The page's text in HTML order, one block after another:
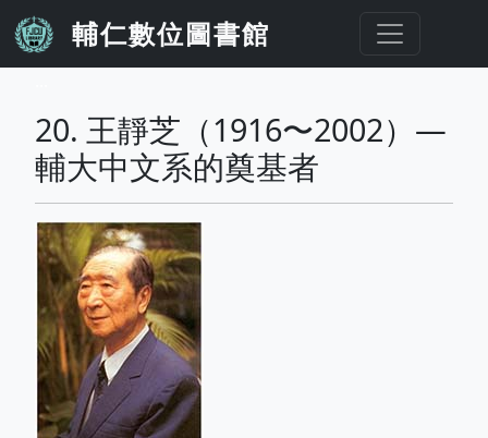
移至主內容
輔仁數位圖書館
20. 王靜芝（1916〜2002）—
輔大中文系的奠基者